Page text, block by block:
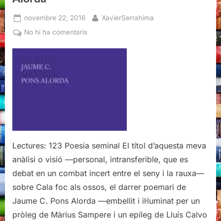
Posted
on
novembre 22, 2016 By
XavierSerrahima
No hi ha comentarisa
Lectures: 123 Poesia seminal El títol d’aquesta meva
anàlisi o visió —personal, intransferible, que es
debat en un combat incert entre el seny i la rauxa—
sobre Cala foc als ossos, el darrer poemari de
Jaume C. Pons Alorda —embellit i il·luminat per un
pròleg de Màrius Sampere i un epíleg de Lluís Calvo